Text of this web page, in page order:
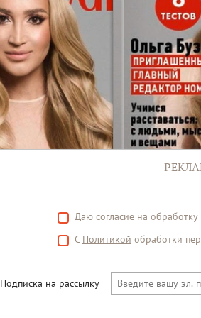
Даю согласие на
С Политикой обработки
Подписка на рассылку